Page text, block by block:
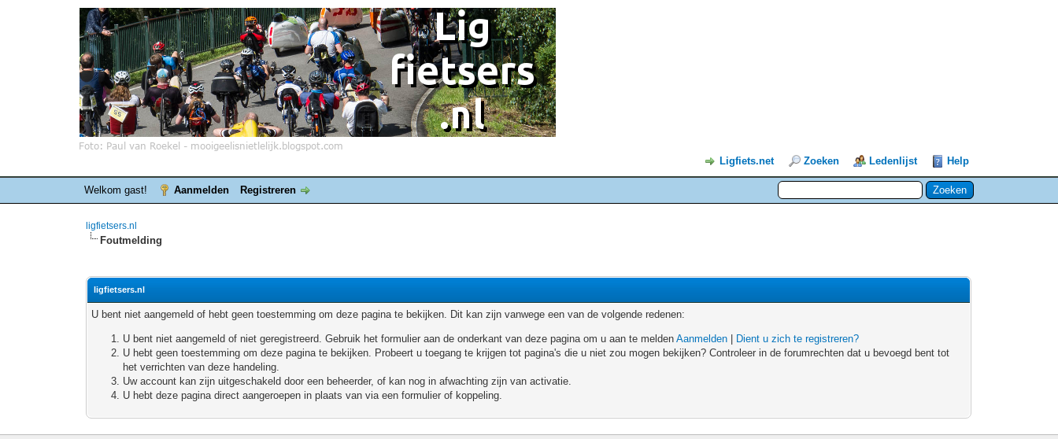
Ligfiets.net Zoeken Ledenlijst Help
Welkom gast! Aanmelden Registreren
ligfietsers.nl
Foutmelding
ligfietsers.nl
U bent niet aangemeld of hebt geen toestemming om deze pagina te bekijken. Dit kan zijn vanwege een van de volgende redenen:
U bent niet aangemeld of niet geregistreerd. Gebruik het formulier aan de onderkant van deze pagina om u aan te meldenAanmelden
Dient u zich te registreren?
U hebt geen toestemming om deze pagina te bekijken. Probeert u toegang te krijgen tot pagina's die u niet zou mogen bekijken? Controleer in de forumrechten dat u bevoegd bent tot
het verrichten van deze handeling.
Uw account kan zijn uitgeschakeld door een beheerder, of kan nog in afwachting zijn van activatie.
U hebt deze pagina direct aangeroepen in plaats van via een formulier of koppeling.